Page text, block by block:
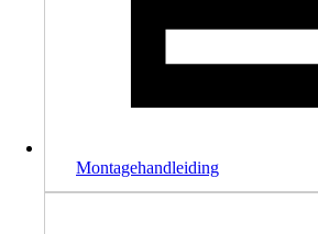
Montagehandleiding